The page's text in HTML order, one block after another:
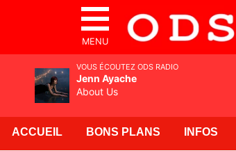
MENU
ACCUEIL BONS PLANS INFOS
VOUS ÉCOUTEZ ODS RADIO
Jenn Ayache
About Us